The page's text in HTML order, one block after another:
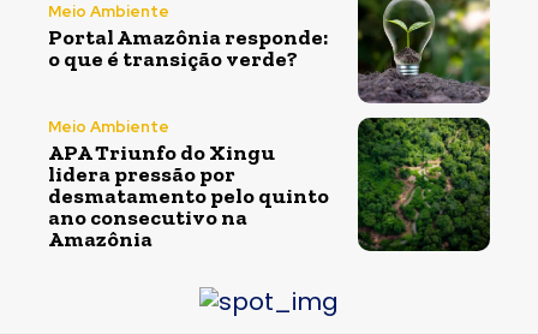
Meio Ambiente
Portal Amazônia responde:
o que é transição verde?
Meio Ambiente
APA Triunfo do Xingu
lidera pressão por
desmatamento pelo quinto
ano consecutivo na
Amazônia